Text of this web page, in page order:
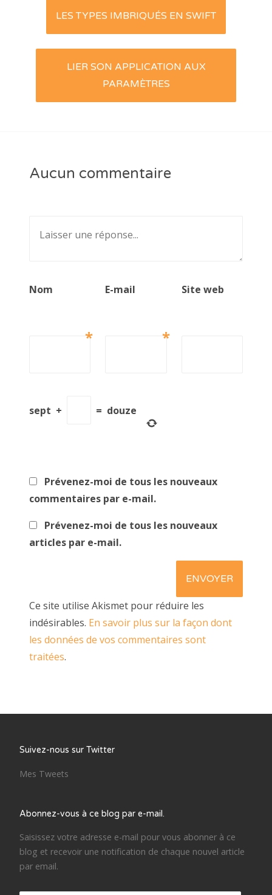
Post
navigation
LES TYPES IMBRIQUÉS EN SWIFT
LIER SON APPLICATION AUX
PARAMÈTRES
Aucun commentaire
Nom
*
E-mail
*
Site web
sept + = douze
Prévenez-moi de tous les nouveaux
commentaires par e-mail.
Prévenez-moi de tous les nouveaux
articles par e-mail.
Ce site utilise Akismet pour réduire les
indésirables. En savoir plus sur la façon dont
les données de vos commentaires sont
traitées.
Suivez-nous sur Twitter
Mes Tweets
Abonnez-vous à ce blog par e-mail.
Saisissez votre adresse e-mail pour vous abonner à ce
blog et recevoir une notification de chaque nouvel article
par email.